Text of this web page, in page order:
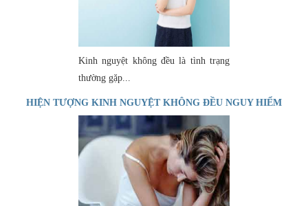
Kinh nguyệt không đều là tình trạng
thường gặp...
HIỆN TƯỢNG KINH NGUYỆT KHÔNG ĐỀU NGUY HIỂM
NHƯ THẾ NÀO?